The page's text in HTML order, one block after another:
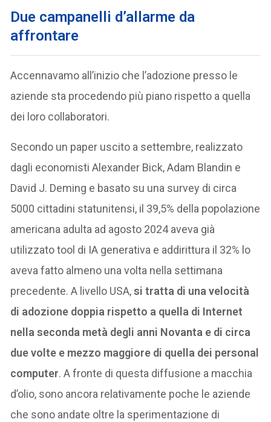
Due campanelli d’allarme da
affrontare
Accennavamo all’inizio che l’adozione presso le
aziende sta procedendo più piano rispetto a quella
dei loro collaboratori.
Secondo un paper uscito a settembre, realizzato
dagli economisti Alexander Bick, Adam Blandin e
David J. Deming e basato su una survey di circa
5000 cittadini statunitensi, il 39,5% della popolazione
americana adulta ad agosto 2024 aveva già
utilizzato tool di IA generativa e addirittura il 32% lo
aveva fatto almeno una volta nella settimana
precedente. A livello USA,si tratta di una velocità
di adozione doppia rispetto a quella di Internet
nella seconda metà degli anni Novanta e di circa
due volte e mezzo maggiore di quella dei personal
computer. A fronte di questa diffusione a macchia
d’olio, sono ancora relativamente poche le aziende
che sono andate oltre la sperimentazione di